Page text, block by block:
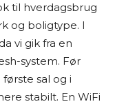
til hverdagsbrug
og boligtype. I
vi gik fra en
system. Før
sal og i
stabilt. En WiFi